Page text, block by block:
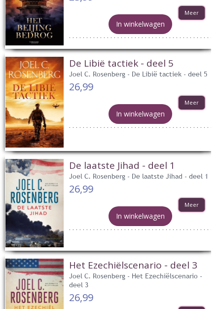
Meer
In winkelwagen
De Libië tactiek - deel 5
Joel C. Rosenberg - De Libië tactiek - deel 5
26,99
Meer
In winkelwagen
De laatste Jihad - deel 1
Joel C. Rosenberg - De laatste Jihad - deel 1
26,99
Meer
In winkelwagen
Het Ezechiëlscenario - deel 3
Joel C. Rosenberg - Het Ezechiëlscenario -
deel 3
26,99